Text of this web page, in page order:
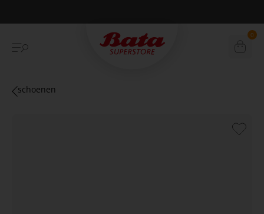
Duurzame verzending 0
schoenen